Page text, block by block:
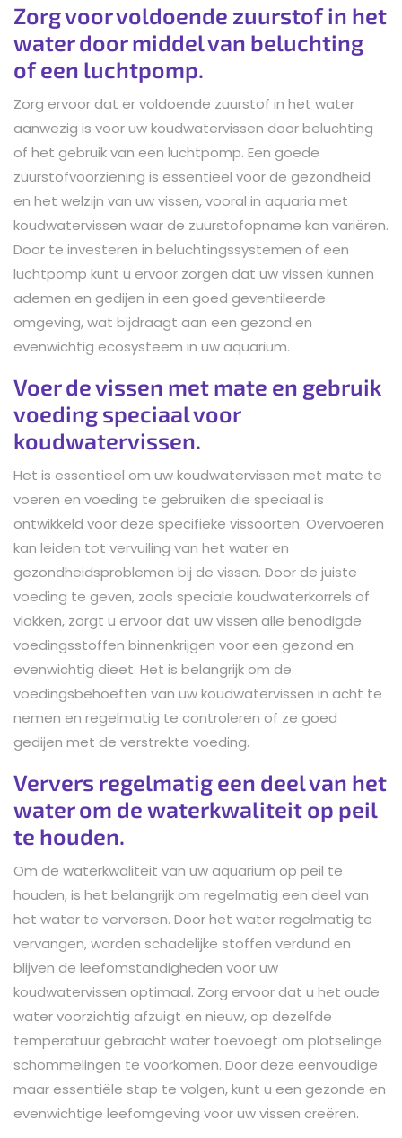
Zorg voor voldoende zuurstof in het
water door middel van beluchting
of een luchtpomp.
Zorg ervoor dat er voldoende zuurstof in het water
aanwezig is voor uw koudwatervissen door beluchting
of het gebruik van een luchtpomp. Een goede
zuurstofvoorziening is essentieel voor de gezondheid
en het welzijn van uw vissen, vooral in aquaria met
koudwatervissen waar de zuurstofopname kan variëren.
Door te investeren in beluchtingssystemen of een
luchtpomp kunt u ervoor zorgen dat uw vissen kunnen
ademen en gedijen in een goed geventileerde
omgeving, wat bijdraagt aan een gezond en
evenwichtig ecosysteem in uw aquarium.
Voer de vissen met mate en gebruik
voeding speciaal voor
koudwatervissen.
Het is essentieel om uw koudwatervissen met mate te
voeren en voeding te gebruiken die speciaal is
ontwikkeld voor deze specifieke vissoorten. Overvoeren
kan leiden tot vervuiling van het water en
gezondheidsproblemen bij de vissen. Door de juiste
voeding te geven, zoals speciale koudwaterkorrels of
vlokken, zorgt u ervoor dat uw vissen alle benodigde
voedingsstoffen binnenkrijgen voor een gezond en
evenwichtig dieet. Het is belangrijk om de
voedingsbehoeften van uw koudwatervissen in acht te
nemen en regelmatig te controleren of ze goed
gedijen met de verstrekte voeding.
Ververs regelmatig een deel van het
water om de waterkwaliteit op peil
te houden.
Om de waterkwaliteit van uw aquarium op peil te
houden, is het belangrijk om regelmatig een deel van
het water te verversen. Door het water regelmatig te
vervangen, worden schadelijke stoffen verdund en
blijven de leefomstandigheden voor uw
koudwatervissen optimaal. Zorg ervoor dat u het oude
water voorzichtig afzuigt en nieuw, op dezelfde
temperatuur gebracht water toevoegt om plotselinge
schommelingen te voorkomen. Door deze eenvoudige
maar essentiële stap te volgen, kunt u een gezonde en
evenwichtige leefomgeving voor uw vissen creëren.